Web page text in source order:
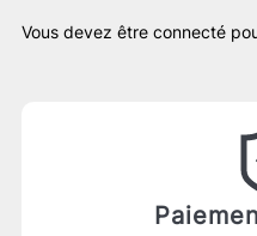
Vous devez être connecté